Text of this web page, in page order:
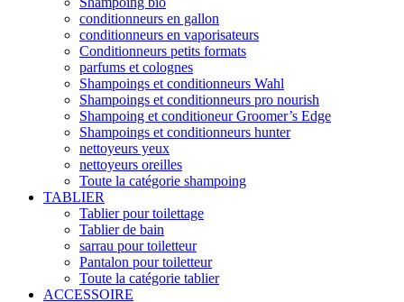
conditionneurs en gallon
conditionneurs en vaporisateurs
Conditionneurs petits formats
parfums et colognes
Shampoings et conditionneurs Wahl
Shampoings et conditionneurs pro nourish
Shampoing et conditioneur Groomer’s Edge
Shampoings et conditionneurs hunter
nettoyeurs yeux
nettoyeurs oreilles
Toute la catégorie shampoing
TABLIER
Tablier pour toilettage
Tablier de bain
sarrau pour toiletteur
Pantalon pour toiletteur
Toute la catégorie tablier
ACCESSOIRE